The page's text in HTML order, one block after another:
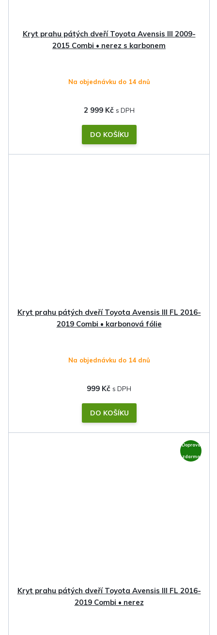
Kryt prahu pátých dveří Toyota Avensis III 2009-
2015 Combi • nerez s karbonem
Na objednávku do 14 dnů
2 999 Kč
DO KOŠÍKU
Kryt prahu pátých dveří Toyota Avensis III FL 2016-
2019 Combi • karbonová fólie
Na objednávku do 14 dnů
999 Kč
DO KOŠÍKU
Doprava
zdarma
Kryt prahu pátých dveří Toyota Avensis III FL 2016-
2019 Combi • nerez